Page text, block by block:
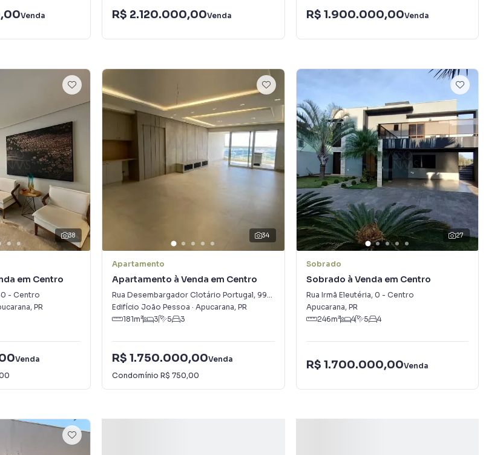
Venda R$ 2.120.000,00Venda R$ 1.900.000,00Venda
38
em Centro
- Centro
, PR
Venda
34
Apartamento
Apartamento à Venda em Centro
Rua Desembargador Clotário Portugal, 997 -
Edifício João Pessoa · Apucarana, PR
181m² 3 5 3
R$ 1.750.000,00Venda
Condomínio R$ 750,00
27
Sobrado
Sobrado à Venda em Centro
Rua Irmã Eleutéria, 0 - Centro
Apucarana, PR
246m² 4 5 4
R$ 1.700.000,00Venda